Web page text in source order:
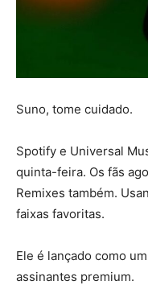
Suno, tome cuidado.
Spotify e Universal
quinta-feira. Os fãs
Remixes também.
faixas favoritas.
Ele é lançado como
assinantes premium.